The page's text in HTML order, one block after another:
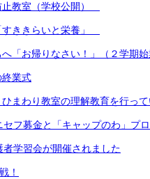
教室（学校公開）
ききらいと栄養」
「お帰りなさい！」（２学期始
業式
わり教室の理解教育を行って
募金と「キャップのわ」プロ
学習会が開催されました
！